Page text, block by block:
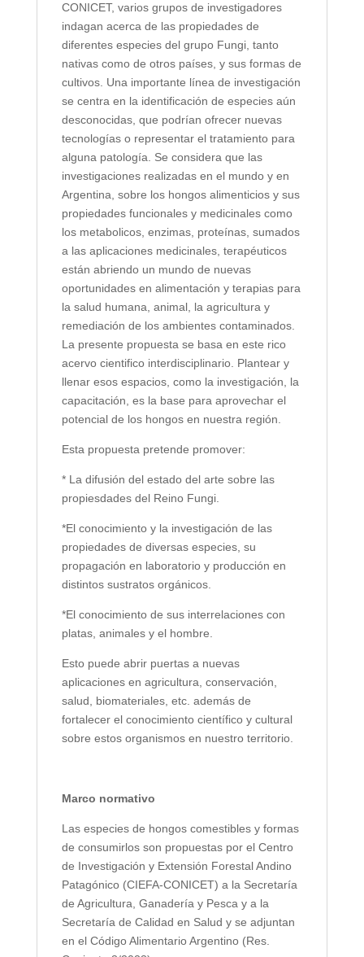
CONICET, varios grupos de investigadores
indagan acerca de las propiedades de
diferentes especies del grupo Fungi, tanto
nativas como de otros países, y sus formas de
cultivos. Una importante línea de investigación
se centra en la identificación de especies aún
desconocidas, que podrían ofrecer nuevas
tecnologías o representar el tratamiento para
alguna patología. Se considera que las
investigaciones realizadas en el mundo y en
Argentina, sobre los hongos alimenticios y sus
propiedades funcionales y medicinales como
los metabolicos, enzimas, proteínas, sumados
a las aplicaciones medicinales, terapéuticos
están abriendo un mundo de nuevas
oportunidades en alimentación y terapias para
la salud humana, animal, la agricultura y
remediación de los ambientes contaminados.
La presente propuesta se basa en este rico
acervo cientifico interdisciplinario. Plantear y
llenar esos espacios, como la investigación, la
capacitación, es la base para aprovechar el
potencial de los hongos en nuestra región.
Esta propuesta pretende promover:
* La difusión del estado del arte sobre las
propiesdades del Reino Fungi.
*El conocimiento y la investigación de las
propiedades de diversas especies, su
propagación en laboratorio y producción en
distintos sustratos orgánicos.
*El conocimiento de sus interrelaciones con
platas, animales y el hombre.
Esto puede abrir puertas a nuevas
aplicaciones en agricultura, conservación,
salud, biomateriales, etc. además de
fortalecer el conocimiento científico y cultural
sobre estos organismos en nuestro territorio.
Marco normativo
Las especies de hongos comestibles y formas
de consumirlos son propuestas por el Centro
de Investigación y Extensión Forestal Andino
Patagónico (CIEFA-CONICET) a la Secretaría
de Agricultura, Ganadería y Pesca y a la
Secretaría de Calidad en Salud y se adjuntan
en el Código Alimentario Argentino (Res.